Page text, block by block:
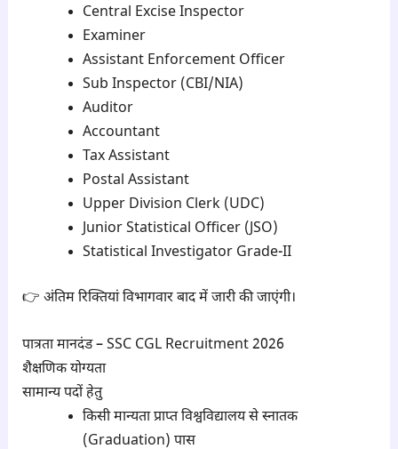
Central Excise Inspector
Examiner
Assistant Enforcement Officer
Sub Inspector (CBI/NIA)
Auditor
Accountant
Tax Assistant
Postal Assistant
Upper Division Clerk (UDC)
Junior Statistical Officer (JSO)
Statistical Investigator Grade-II
👉 अंतिम रिक्तियां विभागवार बाद में जारी की जाएंगी।
पात्रता मानदंड – SSC CGL Recruitment 2026
शैक्षणिक योग्यता
सामान्य पदों हेतु
किसी मान्यता प्राप्त विश्वविद्यालय से स्नातक
(Graduation) पास